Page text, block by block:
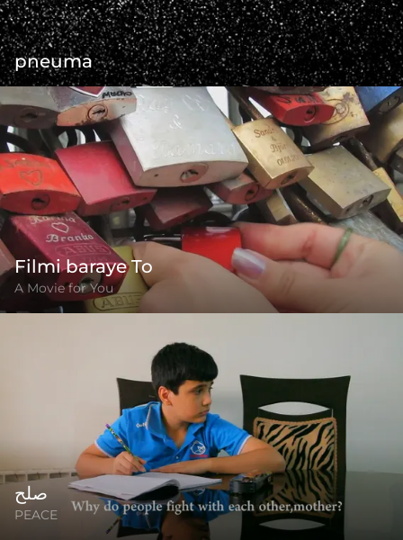
pneuma
Filmi baraye To
A Movie for You
صلح
PEACE